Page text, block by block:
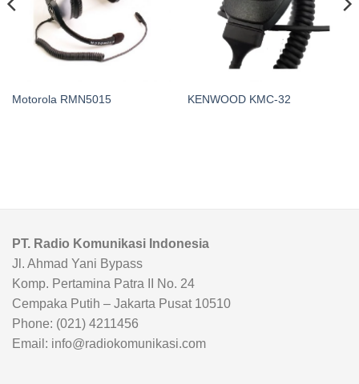
Motorola RMN5015 KENWOOD KMC-32
PT. Radio Komunikasi Indonesia
Jl. Ahmad Yani Bypass
Komp. Pertamina Patra II No. 24
Cempaka Putih – Jakarta Pusat 10510
Phone: (021) 4211456
Email: info@radiokomunikasi.com